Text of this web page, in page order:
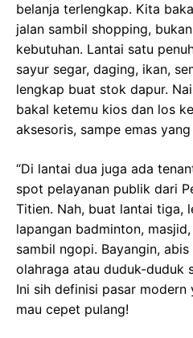
belanja terlengkap. Kita
jalan sambil shopping,
kebutuhan. Lantai satu
sayur segar, daging, ikan,
lengkap buat stok dapur.
bakal ketemu kios dan los
aksesoris, sampe emas
“Di lantai dua juga ada
spot pelayanan publik dari
Titien. Nah, buat lantai tiga,
lapangan badminton,
sambil ngopi. Bayangin,
olahraga atau duduk-duduk
Ini sih definisi pasar
mau cepet pulang!